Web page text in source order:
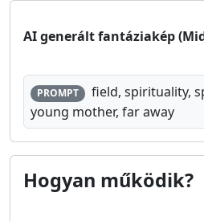
AI generált fantáziakép
PROMPT
field, spirituality,
young mother, far away
Hogyan működik?